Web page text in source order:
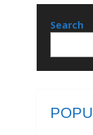
Search